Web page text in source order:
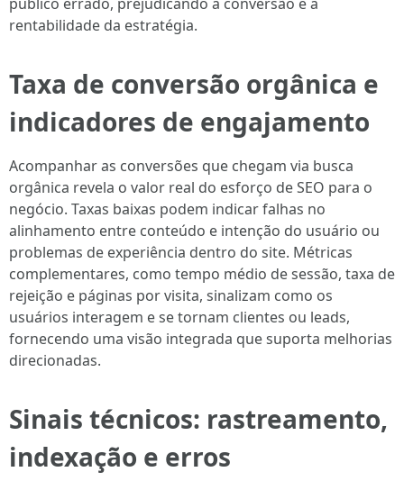
rentabilidade da estratégia.
Taxa de conversão orgânica e
indicadores de engajamento
Acompanhar as conversões que chegam via busca
orgânica revela o valor real do esforço de SEO para o
negócio. Taxas baixas podem indicar falhas no
alinhamento entre conteúdo e intenção do usuário ou
problemas de experiência dentro do site. Métricas
complementares, como tempo médio de sessão, taxa de
rejeição e páginas por visita, sinalizam como os
usuários interagem e se tornam clientes ou leads,
fornecendo uma visão integrada que suporta melhorias
direcionadas.
Sinais técnicos: rastreamento,
indexação e erros